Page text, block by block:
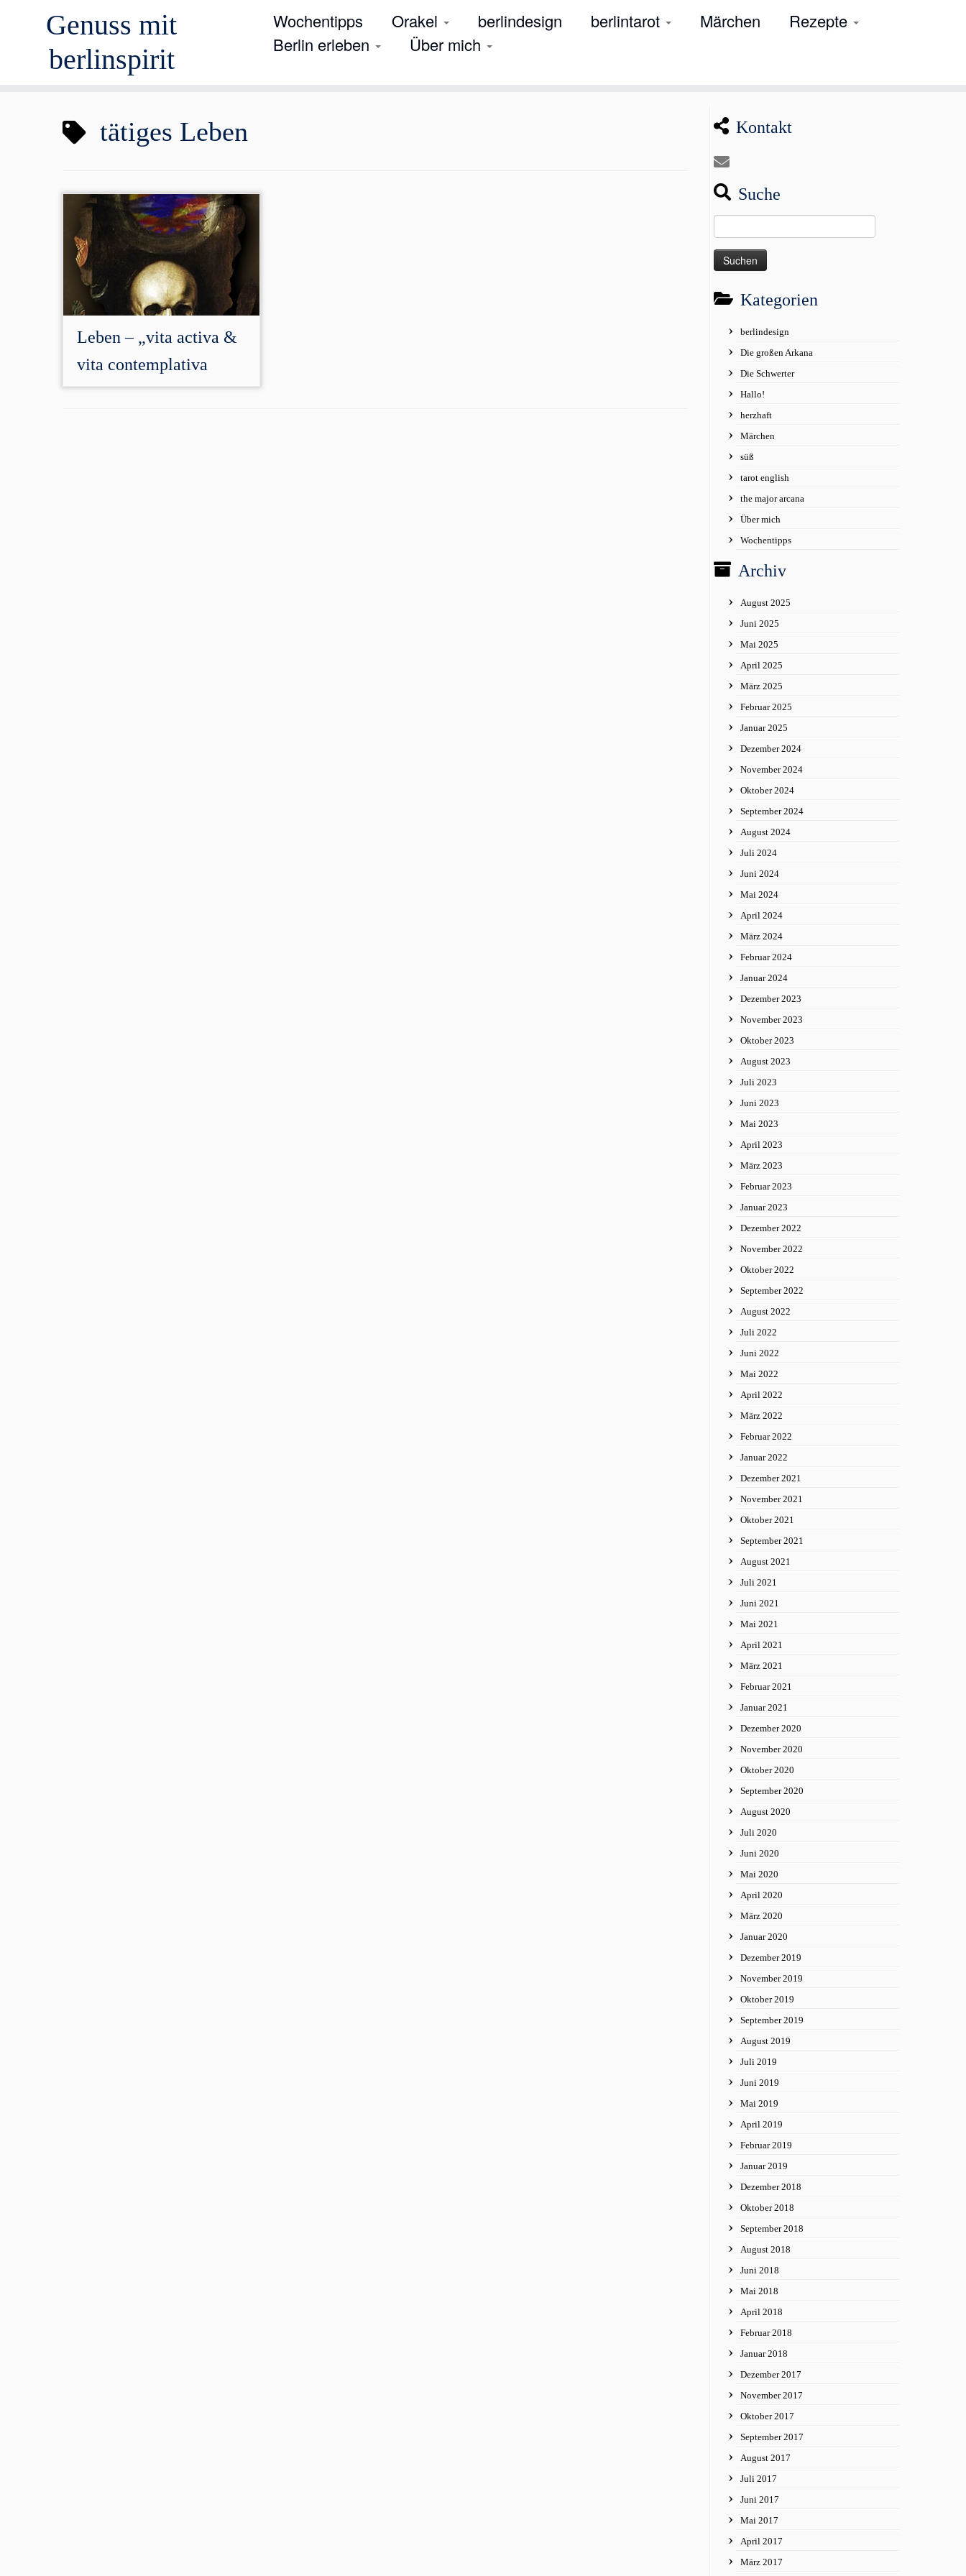
Genuss mit
berlinspirit
Wochentipps Orakel berlindesign berlintarot Märchen
Rezepte
Berlin erleben
Über mich
tätiges Leben
Leben – „vita activa &
vita contemplativa
Kontakt
Suche
nach:
Kategorien
berlindesign
Die großen Arkana
Die Schwerter
Hallo!
herzhaft
Märchen
süß
tarot english
the major arcana
Über mich
Wochentipps
Archiv
August 2025
Juni 2025
Mai 2025
April 2025
März 2025
Februar 2025
Januar 2025
Dezember 2024
November 2024
Oktober 2024
September 2024
August 2024
Juli 2024
Juni 2024
Mai 2024
April 2024
März 2024
Februar 2024
Januar 2024
Dezember 2023
November 2023
Oktober 2023
August 2023
Juli 2023
Juni 2023
Mai 2023
April 2023
März 2023
Februar 2023
Januar 2023
Dezember 2022
November 2022
Oktober 2022
September 2022
August 2022
Juli 2022
Juni 2022
Mai 2022
April 2022
März 2022
Februar 2022
Januar 2022
Dezember 2021
November 2021
Oktober 2021
September 2021
August 2021
Juli 2021
Juni 2021
Mai 2021
April 2021
März 2021
Februar 2021
Januar 2021
Dezember 2020
November 2020
Oktober 2020
September 2020
August 2020
Juli 2020
Juni 2020
Mai 2020
April 2020
März 2020
Januar 2020
Dezember 2019
November 2019
Oktober 2019
September 2019
August 2019
Juli 2019
Juni 2019
Mai 2019
April 2019
Februar 2019
Januar 2019
Dezember 2018
Oktober 2018
September 2018
August 2018
Juni 2018
Mai 2018
April 2018
Februar 2018
Januar 2018
Dezember 2017
November 2017
Oktober 2017
September 2017
August 2017
Juli 2017
Juni 2017
Mai 2017
April 2017
März 2017